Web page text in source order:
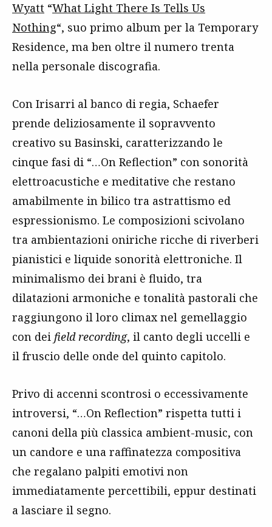
Wyatt “What Light There Is Tells Us
Nothing“, suo primo album per la Temporary
Residence, ma ben oltre il numero trenta
nella personale discografia.
Con Irisarri al banco di regia, Schaefer
prende deliziosamente il sopravvento
creativo su Basinski, caratterizzando le
cinque fasi di “…On Reflection” con sonorità
elettroacustiche e meditative che restano
amabilmente in bilico tra astrattismo ed
espressionismo. Le composizioni scivolano
tra ambientazioni oniriche ricche di riverberi
pianistici e liquide sonorità elettroniche. Il
minimalismo dei brani è fluido, tra
dilatazioni armoniche e tonalità pastorali che
raggiungono il loro climax nel gemellaggio
con dei field recording, il canto degli uccelli e
il fruscio delle onde del quinto capitolo.
Privo di accenni scontrosi o eccessivamente
introversi, “…On Reflection” rispetta tutti i
canoni della più classica ambient-music, con
un candore e una raffinatezza compositiva
che regalano palpiti emotivi non
immediatamente percettibili, eppur destinati
a lasciare il segno.